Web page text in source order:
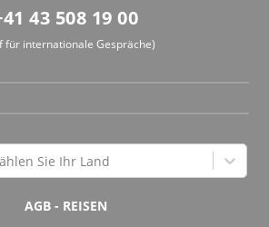
43 508 19 00
für internationale Gespräche)
Sie Ihr Land
AGB - REISEN